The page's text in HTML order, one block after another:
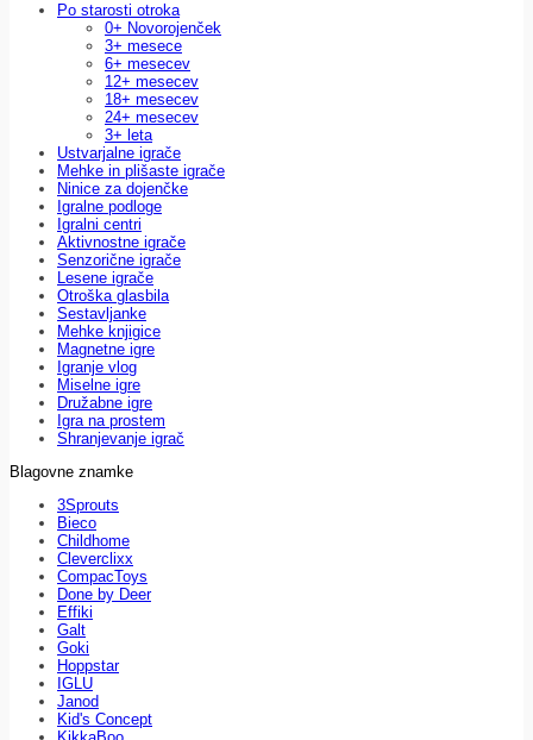
Po starosti otroka
0+ Novorojenček
3+ mesece
6+ mesecev
12+ mesecev
18+ mesecev
24+ mesecev
3+ leta
Ustvarjalne igrače
Mehke in plišaste igrače
Ninice za dojenčke
Igralne podloge
Igralni centri
Aktivnostne igrače
Senzorične igrače
Lesene igrače
Otroška glasbila
Sestavljanke
Mehke knjigice
Magnetne igre
Igranje vlog
Miselne igre
Družabne igre
Igra na prostem
Shranjevanje igrač
Blagovne znamke
3Sprouts
Bieco
Childhome
Cleverclixx
CompacToys
Done by Deer
Effiki
Galt
Goki
Hoppstar
IGLU
Janod
Kid's Concept